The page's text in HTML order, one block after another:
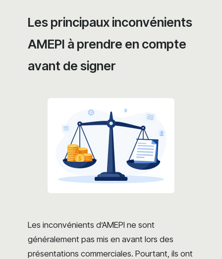
Les principaux inconvénients
AMEPI à prendre en compte
avant de signer
Les inconvénients d’AMEPI ne sont
généralement pas mis en avant lors des
présentations commerciales. Pourtant, ils ont